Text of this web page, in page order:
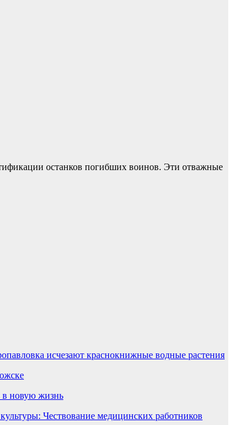
останков погибших воинов. Эти отважные
исчезают краснокнижные водные растения
в новую жизнь
Чествование медицинских работников